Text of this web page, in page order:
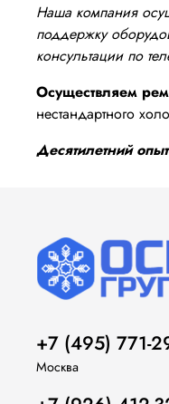
Наша компания
поддержку
консультации по
Осуществляем
нестандартного
Десятилетний
+7 (495) 771-
Москва